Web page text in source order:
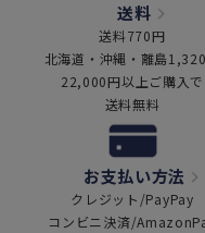
送料
送料770円
北海道・沖縄・離島
22,000円以上ご購入で
送料無料
お支払い方法
クレジット/PayPay
コンビニ決済/